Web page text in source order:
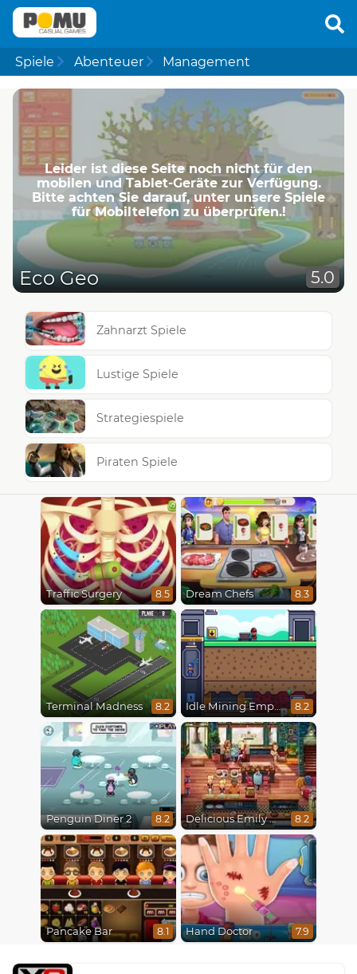
Spiele Abenteuer Management
Leider ist diese Seite noch nicht für den
mobilen und Tablet-Geräte zur Verfügung.
Bitte achten Sie darauf, unter unsere Spiele
für Mobiltelefon zu überprüfen.!
Eco Geo 5.0
Zahnarzt Spiele
Lustige Spiele
Strategiespiele
Piraten Spiele
Traffic Surgery 8.5 Dream Chefs 8.3
Terminal Madness 8.2 Idle Mining Empire 8.2
Penguin Diner 2 8.2 Delicious Emily New Beginning 8.2
Pancake Bar 8.1 Hand Doctor 7.9